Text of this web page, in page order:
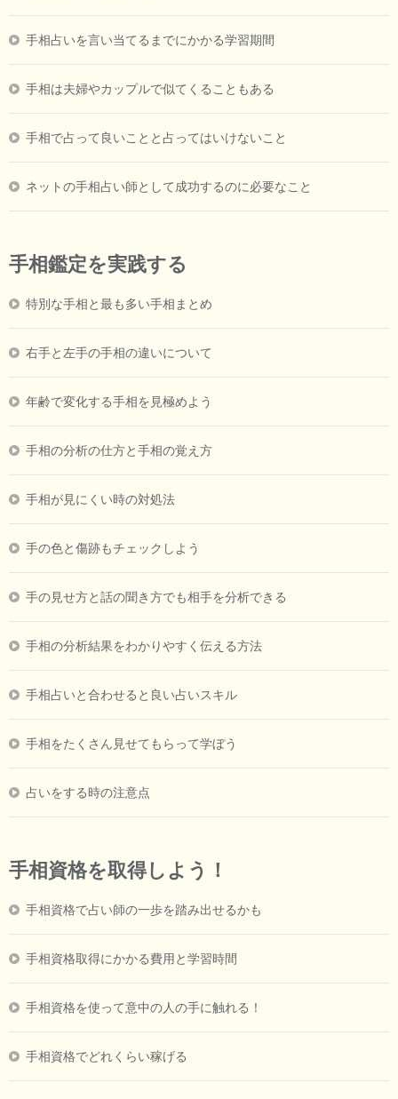
手相占いを言い当てるまでにかかる学習期間
手相は夫婦やカップルで似てくることもある
手相で占って良いことと占ってはいけないこと
ネットの手相占い師として成功するのに必要なこと
手相鑑定を実践する
特別な手相と最も多い手相まとめ
右手と左手の手相の違いについて
年齢で変化する手相を見極めよう
手相の分析の仕方と手相の覚え方
手相が見にくい時の対処法
手の色と傷跡もチェックしよう
手の見せ方と話の聞き方でも相手を分析できる
手相の分析結果をわかりやすく伝える方法
手相占いと合わせると良い占いスキル
手相をたくさん見せてもらって学ぼう
占いをする時の注意点
手相資格を取得しよう！
手相資格で占い師の一歩を踏み出せるかも
手相資格取得にかかる費用と学習時間
手相資格を使って意中の人の手に触れる！
手相資格でどれくらい稼げる